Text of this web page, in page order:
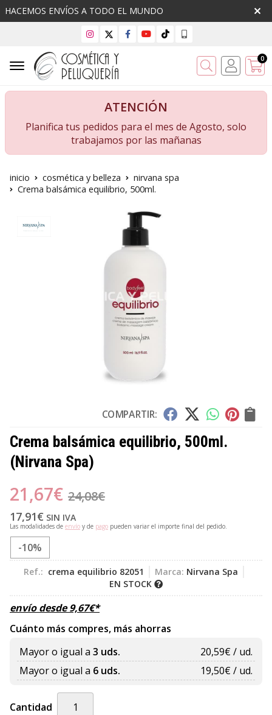
HACEMOS ENVÍOS A TODO EL MUNDO
Buscar 0
ATENCIÓN
Planifica tus pedidos para el mes de Agosto, solo
trabajamos por las mañanas
inicio cosmética y belleza
nirvana spa
Crema balsámica equilibrio, 500ml.
COMPARTIR:
Crema balsámica equilibrio, 500ml.
(Nirvana Spa)
21,67€ 24,08€
17,91€ SIN IVA
Las modalidades de envío y de pago pueden variar el importe final del pedido.
-10%
Ref.: crema equilibrio 82051 Marca: Nirvana Spa
EN STOCK
envío desde9,67€*
Cuánto más compres, más ahorras
Mayor o igual a 3 uds. 20,59€ / ud.
Mayor o igual a 6 uds. 19,50€ / ud.
Cantidad